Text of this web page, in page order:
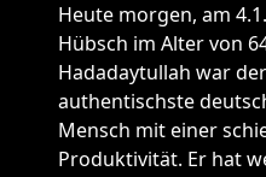
Heute morgen, am
Hübsch im Alter von
Hadadaytullah war
authentischste
Mensch mit einer
Produktivität. Er hat